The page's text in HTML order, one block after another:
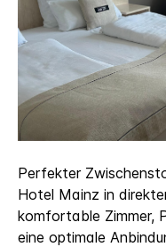
Perfekter
Hotel Mainz in
komfortable Zimmer,
eine optimale